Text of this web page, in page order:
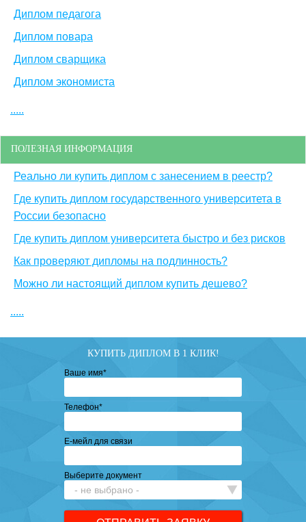
Диплом педагога
Диплом повара
Диплом сварщика
Диплом экономиста
.....
ПОЛЕЗНАЯ ИНФОРМАЦИЯ
Реально ли купить диплом с занесением в реестр?
Где купить диплом государственного университета в
России безопасно
Где купить диплом университета быстро и без рисков
Как проверяют дипломы на подлинность?
Можно ли настоящий диплом купить дешево?
.....
КУПИТЬ ДИПЛОМ В 1 КЛИК!
Ваше имя*
Телефон*
Е-мейл для связи
Выберите документ